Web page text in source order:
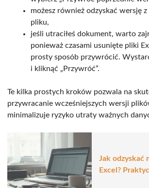
możesz również odzyskać wersję z
pliku,
jeśli utraciłeś dokument, warto
ponieważ czasami usunięte pliki
prosty sposób przywrócić.
i kliknąć „Przywróć”.
Te kilka prostych kroków pozwala na
przywracanie wcześniejszych wersji
minimalizuje ryzyko utraty ważnych
Jak odzyskać
Excel?